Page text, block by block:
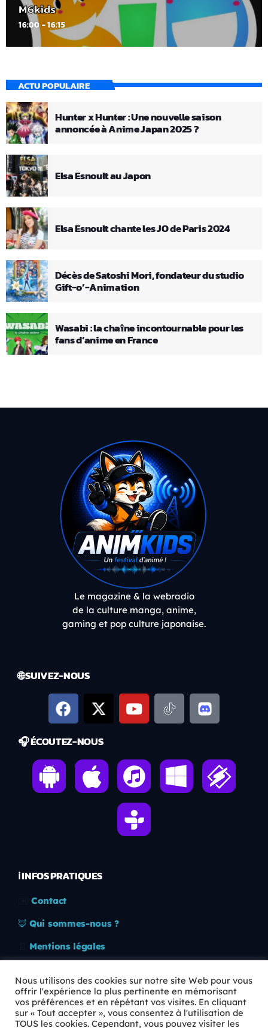
M6kids
16:00 - 16:15
ACTU POPULAIRE
Hunter x Hunter : Une nouvelle saison
annoncée à Anime Japan 2025 ?
Elsa Esnoult au Japon
Elsa Esnoult chante les JO de Paris 2024
Décès de Satoshi Mori, fondateur du studio
Gift-o’-Animation
Wasabi : la chaîne incontournable pour les
fans d’anime en France
Le magazine & la webradio
de la culture manga, anime,
gaming et pop culture japonaise.
🌐 SUIVEZ-NOUS
🎧 ÉCOUTEZ-NOUS
ℹ️ INFOS PRATIQUES
Contact
🦊 Qui sommes-nous ?
Mentions légales
🛡️ RGPD
Copyright © 2026 Animkids. Tous droits réservés.
Nous utilisons des cookies sur notre site Web pour vous
offrir l'expérience la plus pertinente en mémorisant
vos préférences et en répétant vos visites. En cliquant
sur « Tout accepter », vous consentez à l'utilisation de
TOUS les cookies. Cependant, vous pouvez visiter les